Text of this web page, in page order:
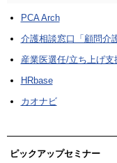
PCA Arch
介護相談窓口「顧問介
産業医選任/立ち上げ
HRbase
カオナビ
ピックアップセミナー